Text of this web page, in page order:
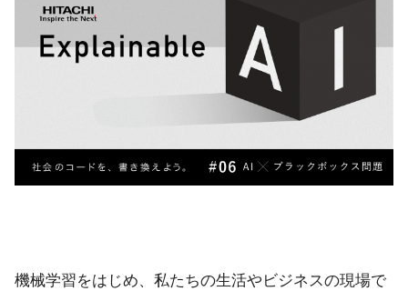
機械学習をはじめ、私たちの生活やビジネスの現場で